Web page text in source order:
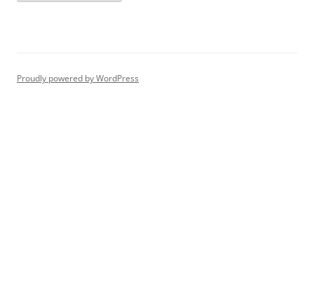
Proudly powered by WordPress